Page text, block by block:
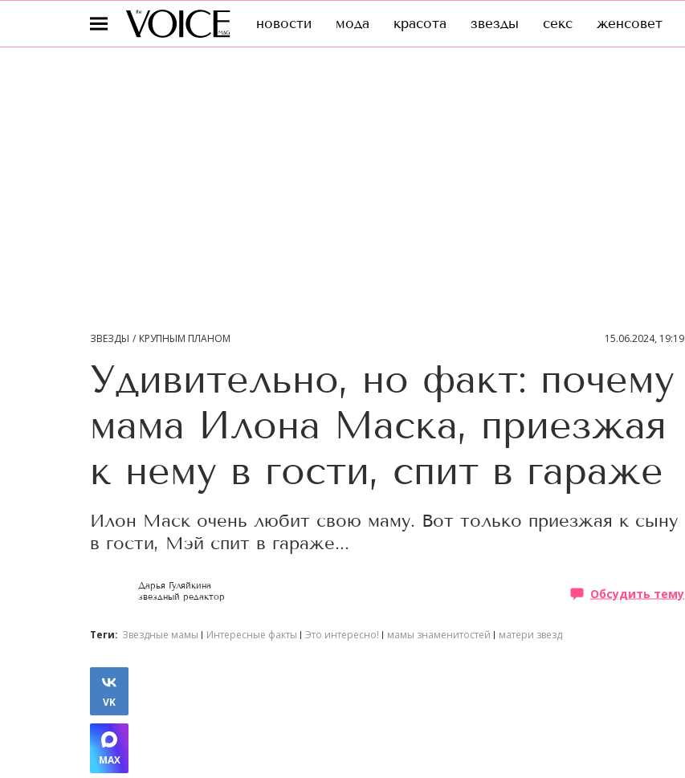
новости мода красота звезды секс женсовет
ЗВЕЗДЫ КРУПНЫМ ПЛАНОМ 15.06.2024, 19:19
Удивительно, но факт: почему
мама Илона Маска, приезжая
к нему в гости, спит в гараже
Илон Маск очень любит свою маму. Вот только приезжая к сыну
в гости, Мэй спит в гараже...
Дарья Гуляйкина
звездный редактор
Обсудить тему
Теги: Звездные мамы Интересные факты Это интересно! мамы знаменитостей матери звезд
VK
MAX